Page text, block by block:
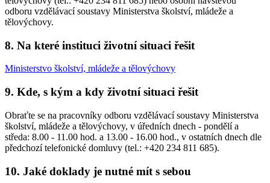
odboru vzdělávací soustavy Ministerstva školství, mládeže a
tělovýchovy.
8. Na které instituci životní situaci řešit
Ministerstvo školství, mládeže a tělovýchovy
9. Kde, s kým a kdy životní situaci řešit
Obraťte se na pracovníky odboru vzdělávací soustavy Ministerstva
školství, mládeže a tělovýchovy, v úředních dnech - pondělí a
středa: 8.00 - 11.00 hod. a 13.00 - 16.00 hod., v ostatních dnech dle
předchozí telefonické domluvy (tel.: +420 234 811 685).
10. Jaké doklady je nutné mít s sebou